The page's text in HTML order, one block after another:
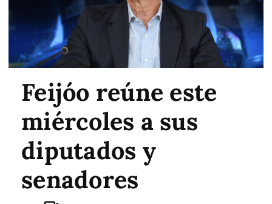
Feijóo reúne este
miércoles a sus
diputados y
senadores